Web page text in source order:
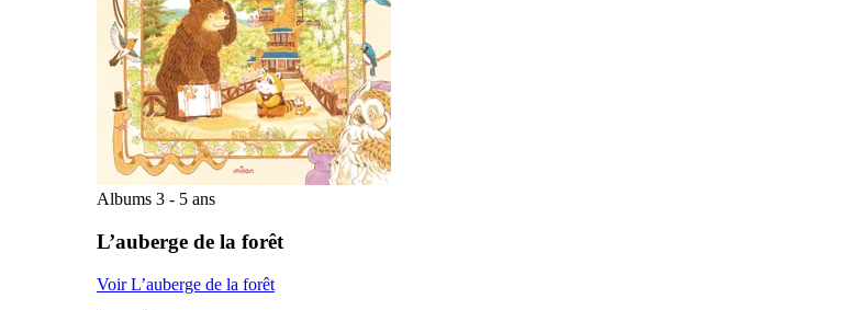
Albums 3 - 5 ans
L’auberge de la forêt
Voir L’auberge de la forêt